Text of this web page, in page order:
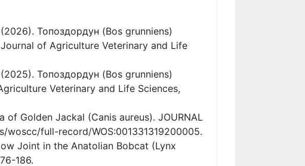
Топоздордун (Bos grunniens)
of Agriculture Veterinary and Life
Топоздордун (Bos grunniens)
Veterinary and Life Sciences,
Golden Jackal (Canis aureus). JOURNAL
woscc/full-record/WOS:001331319200005.
Joint in the Anatolian Bobcat (Lynx
186.